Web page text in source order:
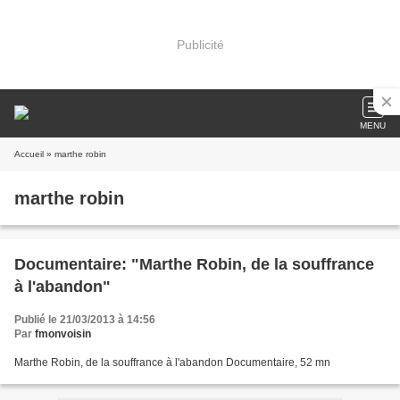
Publicité
MENU
Accueil » marthe robin
marthe robin
Documentaire: "Marthe Robin, de la souffrance
à l'abandon"
Publié le 21/03/2013 à 14:56
Par fmonvoisin
Marthe Robin, de la souffrance à l'abandon Documentaire, 52 mn